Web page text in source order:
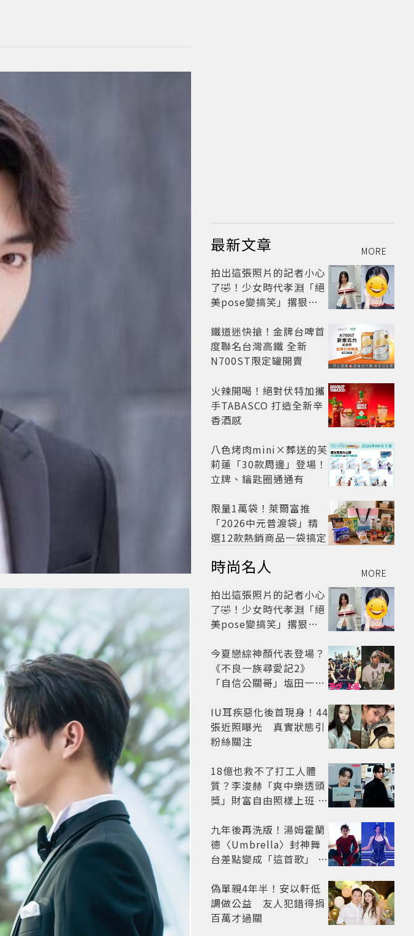
最新文章 MORE
拍出這張照片的記者小心
了🤣！少女時代孝淵「絕
美pose變搞笑」撂狠
鐵道迷快搶！金牌台啤首
度聯名台灣高鐵 全新
N700ST限定罐開賣
火辣開喝！絕對伏特加攜
手TABASCO 打造全新辛
香酒感
八色烤肉mini×葬送的芙
莉蓮「30款周邊」登場！
立牌、鑰匙圈通通有
限量1萬袋！萊爾富推
「2026中元普渡袋」精
選12款熱銷商品一袋搞定
時尚名人 MORE
拍出這張照片的記者小心
了🤣！少女時代孝淵「絕
美pose變搞笑」撂狠
今夏戀綜神顏代表登場？
《不良一族尋愛記2》
「自信公關哥」塩田一馬
老闆
IU耳疾惡化後首現身！44
張近照曝光 真實狀態引
粉絲關注
18億也救不了打工人體
質？李浚赫「爽中樂透頭
獎」財富自由照樣上班 西
九年後再洗版！湯姆霍蘭
德〈Umbrella〉封神舞
台差點變成「這首歌」 造
開
偽單親4年半！安以軒低
調做公益 友人犯錯得捐
百萬才過關